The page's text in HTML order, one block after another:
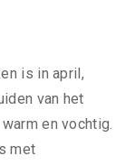
is in april,
van het
en vochtig.
met